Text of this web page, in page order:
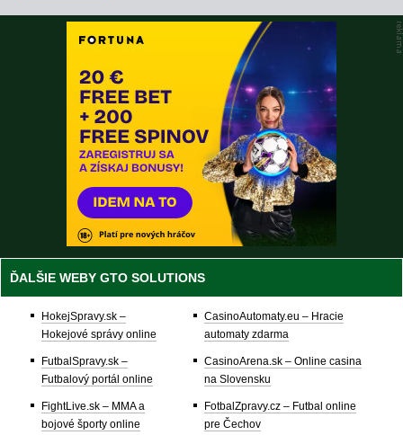
ĎALŠIE WEBY GTO SOLUTIONS
HokejSpravy.sk –
Hokejové správy online
FutbalSpravy.sk –
Futbalový portál online
FightLive.sk – MMA a
bojové športy online
CasinoAutomaty.eu – Hracie
automaty zdarma
CasinoArena.sk – Online casina
na Slovensku
FotbalZpravy.cz – Futbal online
pre Čechov